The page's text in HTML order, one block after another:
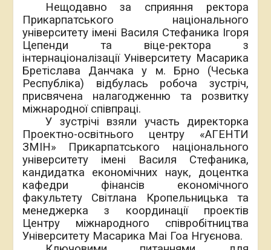
Нещодавно за сприяння ректора
Прикарпатського національного
університету імені Василя Стефаника Ігоря
Цепенди та віце-ректора з
інтернаціоналізації Університету Масарика
Бретіслава Данчака у м. Брно (Чеська
Республіка) відбулась робоча зустріч,
присвячена налагодженню та розвитку
міжнародної співпраці.
У зустрічі взяли участь директорка
Проектно-освітнього центру «АГЕНТИ
ЗМІН» Прикарпатського національного
університету імені Василя Стефаника,
кандидатка економічних наук, доцентка
кафедри фінансів економічного
факультету Світлана Кропельницька та
менеджерка з координації проектів
Центру міжнародного співробітництва
Університету Масарика Маі Гоа Нгуєнова.